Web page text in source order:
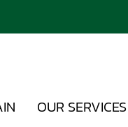
OUR SERVICES